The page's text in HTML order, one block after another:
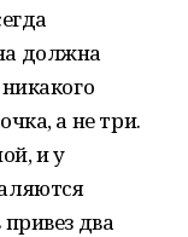
должна
а не три.
и у
два